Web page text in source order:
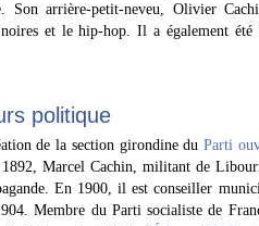
Son arrière-petit-neveu, Olivier
noires et le hip-hop. Il a également
politique
de la section girondine duParti
1892, Marcel Cachin, militant de
En 1900, il est conseiller
Membre du Parti socialiste de